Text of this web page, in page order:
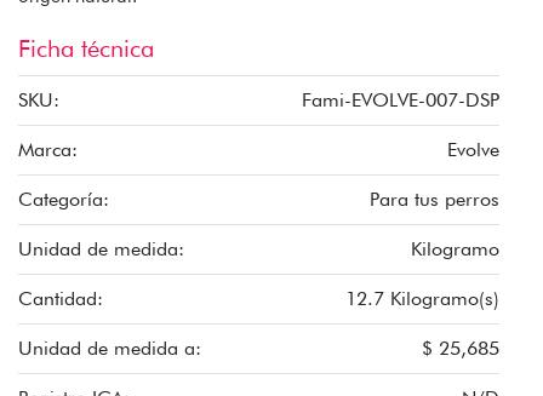
Ficha técnica
SKU: Fami-EVOLVE-007-DSP
Marca: Evolve
Categoría: Para tus perros
Unidad de medida: Kilogramo
Cantidad: 12.7 Kilogramo(s)
Unidad de medida a: $ 25,685